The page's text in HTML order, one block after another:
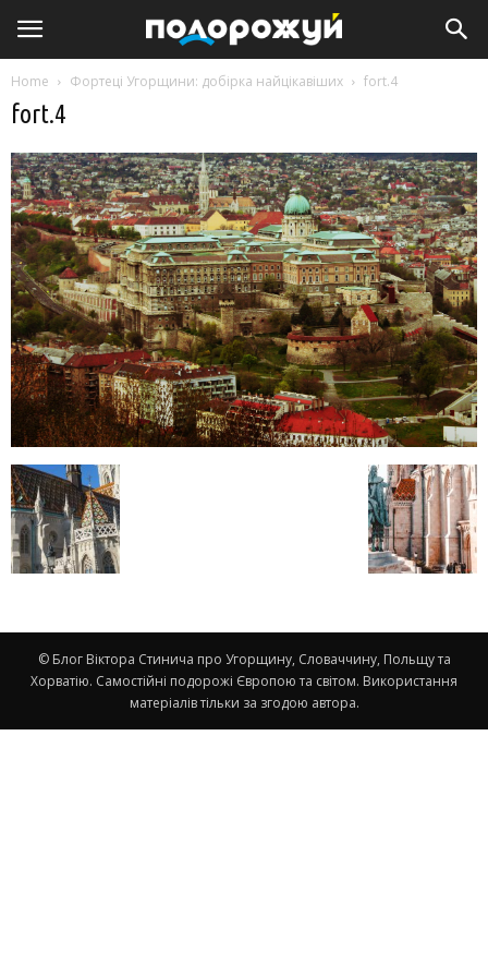
Home Фортеці Угорщини: добірка найцікавіших fort.4
fort.4
© Блог Віктора Стинича про Угорщину, Словаччину, Польщу та
Хорватію. Самостійні подорожі Європою та світом. Використання
матеріалів тільки за згодою автора.